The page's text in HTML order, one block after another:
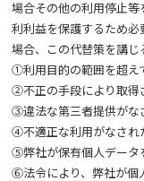
場合その他の利用停止等
利利益を保護するため必
場合、この代替策を講じ
①利用目的の範囲を超え
②不正の手段により取得
③違法な第三者提供がな
④不適正な利用がなされ
⑤弊社が保有個人データ
⑥法令により、弊社が個